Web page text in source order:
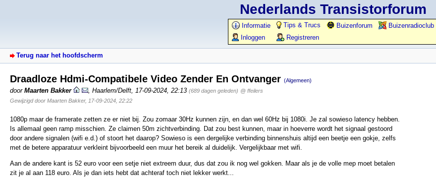
Nederlands Transistorforum
Informatie Tips & Trucs Buizenforum
Buizenradioclub
Inloggen
Registreren
Terug naar het hoofdscherm
Draadloze Hdmi-Compatibele Video Zender En Ontvanger (Algemeen)
door Maarten Bakker Haarlem/Delft 17-09-2024, 22:13 (689 dagen geleden) @ ffeilers
Gewijzigd door Maarten Bakker, 17-09-2024, 22:22
1080p maar de framerate zetten ze er niet bij. Zou zomaar 30Hz kunnen zijn, en dan wel 60Hz bij 1080i. Je zal sowieso latency hebben.
Is allemaal geen ramp misschien. Ze claimen 50m zichtverbinding. Dat zou best kunnen, maar in hoeverre wordt het signaal gestoord
door andere signalen (wifi e.d.) of stoort het daarop? Sowieso is een dergelijke verbinding binnenshuis altijd een beetje een gokje, zelfs
met de betere apparatuur verkleint bijvoorbeeld een muur het bereik al duidelijk. Vergelijkbaar met wifi.
Aan de andere kant is 52 euro voor een setje niet extreem duur, dus dat zou ik nog wel gokken. Maar als je de volle mep moet betalen
zit je al aan 118 euro. Als je dan iets hebt dat achteraf toch niet lekker werkt...